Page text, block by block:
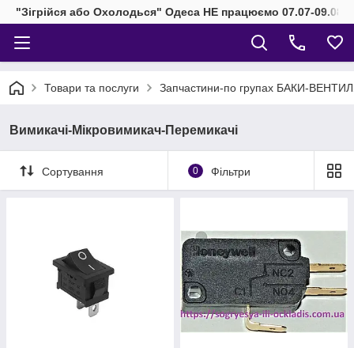
"Зігрійся або Охолодься" Одеса НЕ працюємо 07.07-
Товари та послуги Запчастини-по групах БАКИ-
Вимикачі-Мікровимикач-Перемикачі
Сортування 0 Фільтри